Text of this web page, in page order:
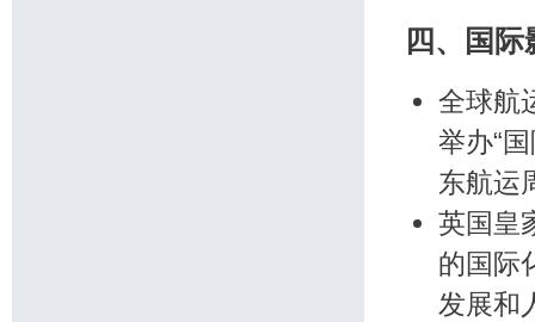
四、国
全球航
举办“
东航运
英国皇
的国际
发展和